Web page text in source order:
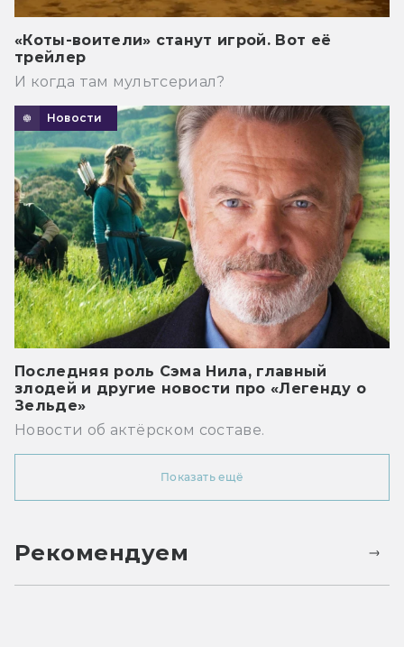
«Коты-воители» станут игрой. Вот её
трейлер
И когда там мультсериал?
Новости
Последняя роль Сэма Нила, главный
злодей и другие новости про «Легенду о
Зельде»
Новости об актёрском составе.
Показать ещё
Рекомендуем